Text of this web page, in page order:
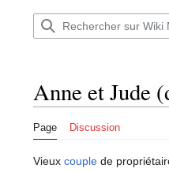
Anne et Jude
Page Discussion
Vieux couple de